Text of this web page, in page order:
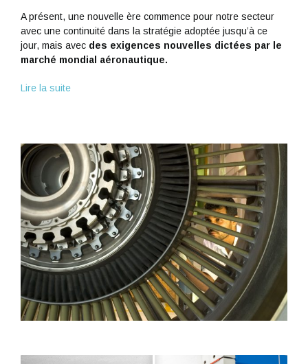
A présent, une nouvelle ère commence pour notre secteur
avec une continuité dans la stratégie adoptée jusqu’à ce
jour, mais avec des exigences nouvelles dictées par le
marché mondial aéronautique.
Lire la suite